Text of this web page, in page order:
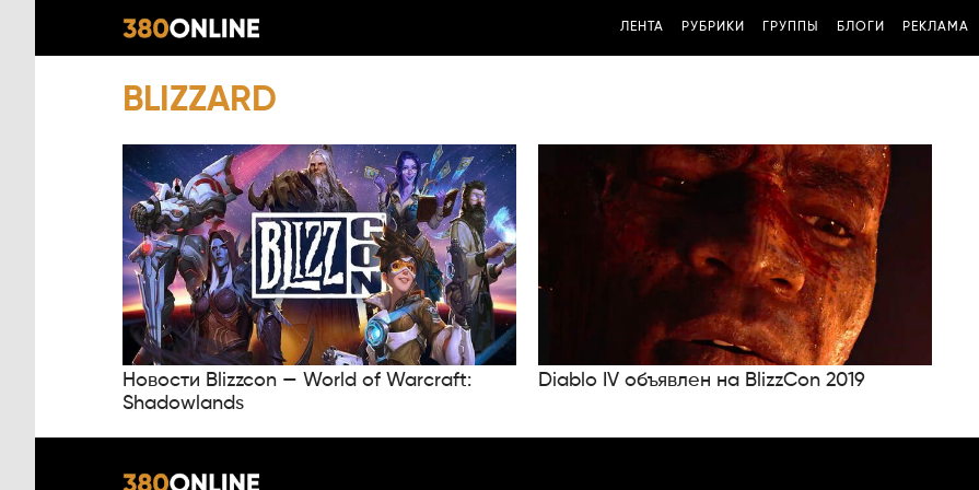
ЛЕНТА РУБРИКИ ГРУППЫ БЛОГИ РЕКЛАМА
BLIZZARD
Новости Blizzcon — World of Warcraft:
Shadowlands
Diablo IV объявлен на BlizzCon 2019